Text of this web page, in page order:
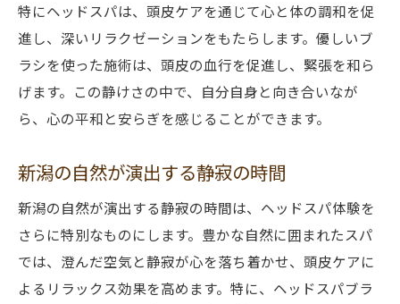
特にヘッドスパは、頭皮ケアを通じて心と体の調和を促
進し、深いリラクゼーションをもたらします。優しいブ
ラシを使った施術は、頭皮の血行を促進し、緊張を和ら
げます。この静けさの中で、自分自身と向き合いなが
ら、心の平和と安らぎを感じることができます。
新潟の自然が演出する静寂の時間
新潟の自然が演出する静寂の時間は、ヘッドスパ体験を
さらに特別なものにします。豊かな自然に囲まれたスパ
では、澄んだ空気と静寂が心を落ち着かせ、頭皮ケアに
よるリラックス効果を高めます。特に、ヘッドスパブラ